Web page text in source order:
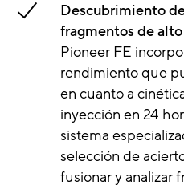
Descubrimiento
fragmentos de
Pioneer FE
rendimiento que
en cuanto a
inyección en 24
sistema
selección de
fusionar y analizar